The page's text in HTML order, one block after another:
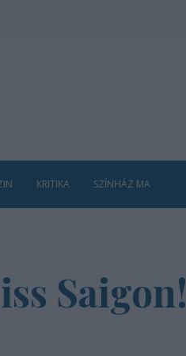
KRITIKA SZÍNHÁZ MA
Saigon!